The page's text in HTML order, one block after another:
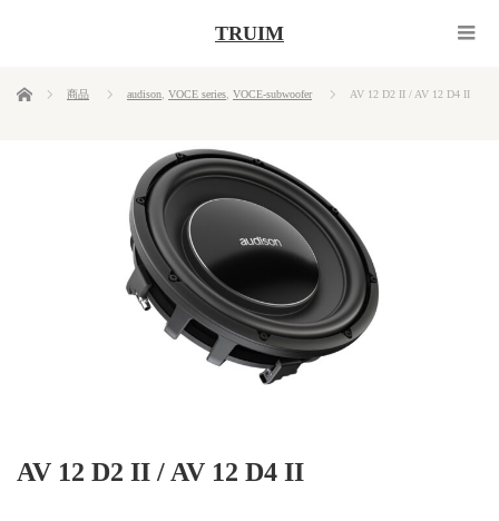
TRUIM
ホーム 商品 audison VOCE series VOCE-subwoofer AV 12 D2 II / AV 12 D4 II
AV 12 D2 II / AV 12 D4 II